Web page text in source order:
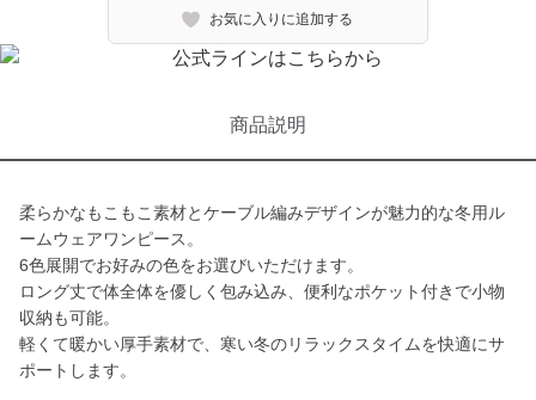
お気に入りに追加する
商品説明
柔らかなもこもこ素材とケーブル編みデザインが魅力的な冬用ル
ームウェアワンピース。
6色展開でお好みの色をお選びいただけます。
ロング丈で体全体を優しく包み込み、便利なポケット付きで小物
収納も可能。
軽くて暖かい厚手素材で、寒い冬のリラックスタイムを快適にサ
ポートします。